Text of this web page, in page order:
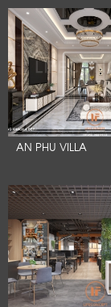
AN PHU VILLA